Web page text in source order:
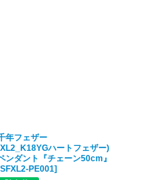
年フェザー
ハートフェザー)
ンダント『チェーン50cm』
SFXL2-PE001]